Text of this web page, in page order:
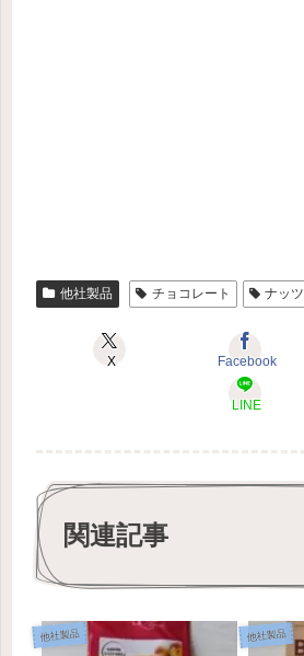
他社製品 チョコレート ナッツ
X Facebook
LINE
関連記事
他社製品 他社製品